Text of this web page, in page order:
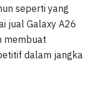
seperti yang
jual Galaxy A26
membuat
dalam jangka